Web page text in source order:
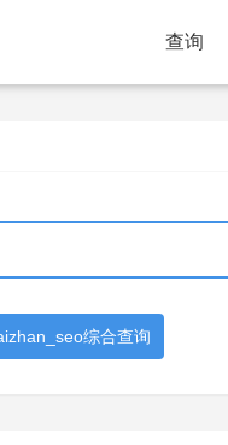
查询
综合查询